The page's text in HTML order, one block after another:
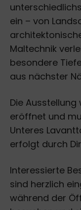
ein – von
Maltechnik
besondere
aus nächster
Die
eröffnet und
Unteres
erfolgt durch
Interessierte
sind herzlich
während der